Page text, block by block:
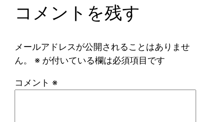
コメントを残す
メールアドレスが公開されることはありませ
ん。
※ が付いている欄は必須項目です
コメント ※